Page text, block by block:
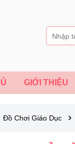
GIỚI THIỆU
Đồ Chơi Giáo Dục